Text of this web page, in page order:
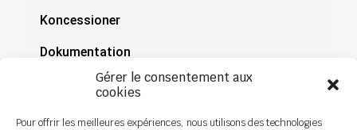
Gérer le consentement aux
cookies
Pour offrir les meilleures expériences, nous utilisons des technologies
Koncessioner
Dokumentation